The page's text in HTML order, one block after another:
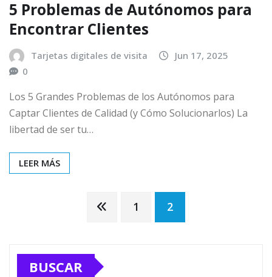
5 Problemas de Autónomos para
Encontrar Clientes
Tarjetas digitales de visita
Jun 17, 2025
0
Los 5 Grandes Problemas de los Autónomos para
Captar Clientes de Calidad (y Cómo Solucionarlos) La
libertad de ser tu…
LEER MÁS
Paginación
entradas
1 2
BUSCAR